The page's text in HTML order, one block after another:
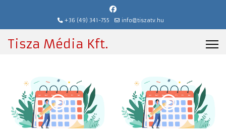
+36 (49) 341-755 info@tiszatv.hu
Tisza Média Kft.